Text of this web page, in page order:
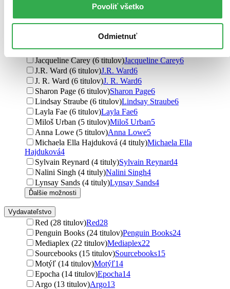
Povoliť všetko
Odmietnuť
Raven Kennedy (8 titulov)Raven Kennedy
Michel Houellebecq (7 titulov)Michel Houellebecq7
K. M. Moronova (7 titulov)K. M. Moronova
K. M. Moron (7 titulov)K. M. Moron7
Jacqueline Carey (6 titulov)Jacqueline Carey6
J.R. Ward (6 titulov)J.R. Ward6
J. R. Ward (6 titulov)J. R. Ward6
Sharon Page (6 titulov)Sharon Page6
Lindsay Straube (6 titulov)Lindsay Straube6
Layla Fae (6 titulov)Layla Fae6
Miloš Urban (5 titulov)Miloš Urban5
Anna Lowe (5 titulov)Anna Lowe5
Michaela Ella Hajduková (4 tituly)Michaela Ella
Hajduková4
Sylvain Reynard (4 tituly)Sylvain Reynard4
Nalini Singh (4 tituly)Nalini Singh4
Lynsay Sands (4 tituly)Lynsay Sands4
Ďalšie možnosti
Vydavateľstvo
Red (28 titulov)Red28
Penguin Books (24 titulov)Penguin Books24
Mediaplex (22 titulov)Mediaplex22
Sourcebooks (15 titulov)Sourcebooks15
Motýľ (14 titulov)Motýľ14
Epocha (14 titulov)Epocha14
Argo (13 titulov)Argo13